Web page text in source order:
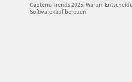
Capterra-Trends 2025: Warum
Softwarekauf bereuen